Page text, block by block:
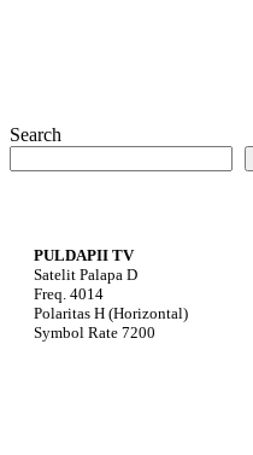
Search
PULDAPII TV
Satelit Palapa D
Freq. 4014
Polaritas H (Horizontal)
Symbol Rate 7200